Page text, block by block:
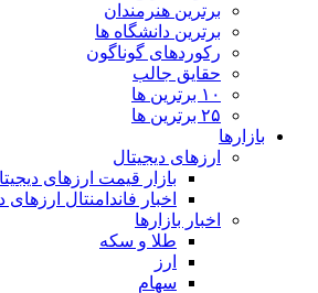
برترین هنرمندان
برترین دانشگاه ها
رکوردهای گوناگون
حقایق جالب
۱۰ برترین ها
۲۵ برترین ها
بازارها
ارزهای دیجیتال
بازار قیمت ارزهای
اخبار فاندامنتال ارزهای
اخبار بازارها
طلا و سکه
ارز
سهام